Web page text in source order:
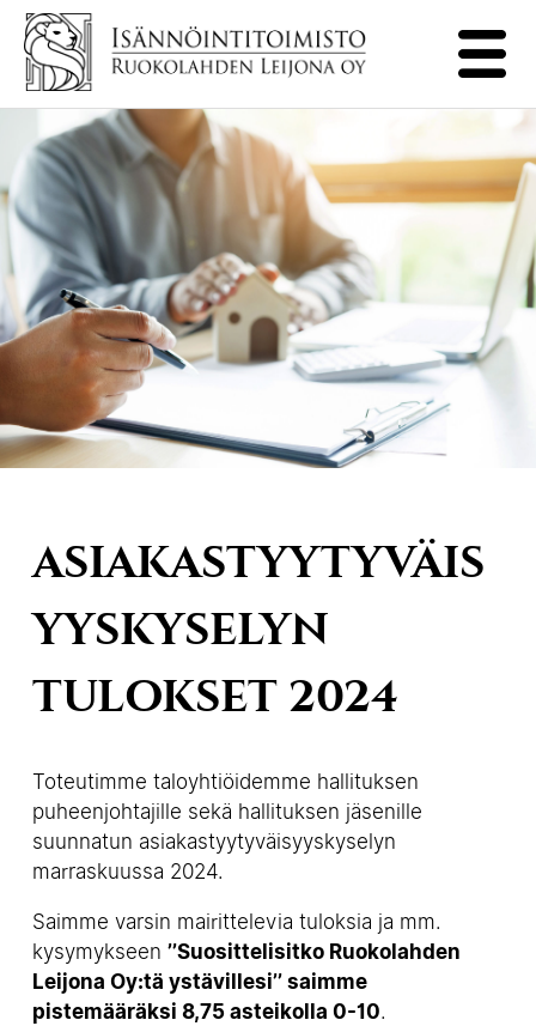
Etusivu
Lomakkeet
Yritys ja Yhteystiedot
ASIAKASTYYTYVÄIS
YYSKYSELYN
TULOKSET 2024
Toteutimme taloyhtiöidemme hallituksen
puheenjohtajille sekä hallituksen jäsenille
suunnatun asiakastyytyväisyyskyselyn
marraskuussa 2024.
Saimme varsin mairittelevia tuloksia ja mm.
kysymykseen ’’Suosittelisitko Ruokolahden
Leijona Oy:tä ystävillesi’’ saimme
pistemääräksi 8,75 asteikolla 0-10.